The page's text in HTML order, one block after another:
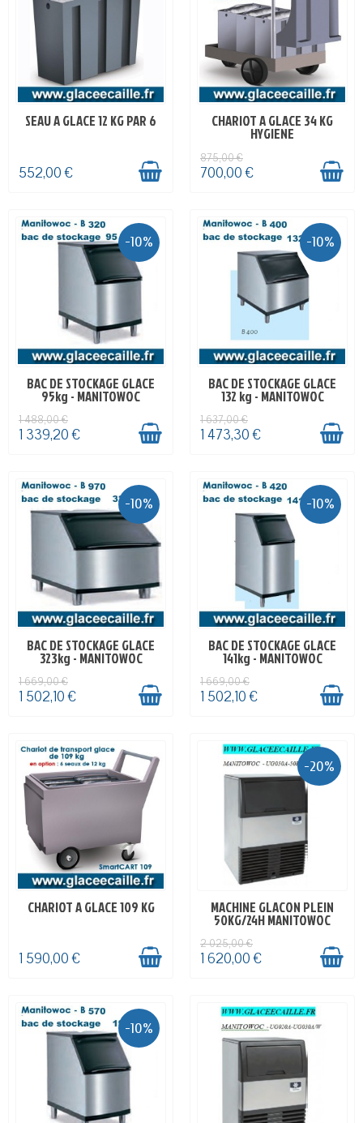
EN STOCK
SEAU A GLACE 12 KG PAR 6
552,00 €
EN STOCK
CHARIOT A GLACE 34 KG
HYGIENE
875,00 €
700,00 €
-10%
EN STOCK
BAC DE STOCKAGE GLACE
95kg - MANITOWOC
1 488,00 €
1 339,20 €
-10%
EN STOCK
BAC DE STOCKAGE GLACE
132 kg - MANITOWOC
1 637,00 €
1 473,30 €
-10%
EN STOCK
BAC DE STOCKAGE GLACE
323kg - MANITOWOC
1 669,00 €
1 502,10 €
-10%
EN STOCK
BAC DE STOCKAGE GLACE
141kg - MANITOWOC
1 669,00 €
1 502,10 €
EN STOCK
CHARIOT A GLACE 109 KG
1 590,00 €
-20%
EN STOCK
MACHINE GLACON PLEIN
50KG/24H MANITOWOC
2 025,00 €
1 620,00 €
-10%